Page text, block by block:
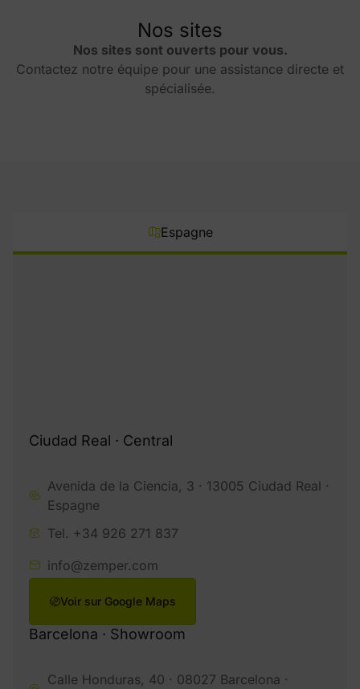
Nos sites
Nos sites sont ouverts pour vous.
Contactez notre équipe pour une assistance directe et
spécialisée.
Espagne
Ciudad Real · Central
Avenida de la Ciencia, 3 · 13005 Ciudad Real ·
Espagne
Tel. +34 926 271 837
info@zemper.com
Voir sur Google Maps
Barcelona · Showroom
Calle Honduras, 40 · 08027 Barcelona ·